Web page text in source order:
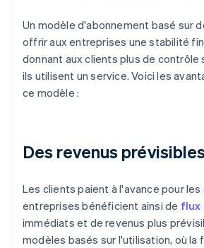
Un modèle d'abonnement basé sur
offrir aux entreprises une stabilité
donnant aux clients plus de contrôle
ils utilisent un service. Voici les
ce modèle :
Des revenus
Les clients paient à l'avance pour
entreprises bénéficient ainsi de flux
immédiats et de revenus plus
modèles basés sur l'utilisation, où la